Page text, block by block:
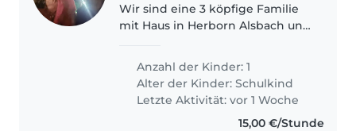
Wir sind eine 3 köpfige Familie
mit Haus in Herborn Alsbach und
Tochter 6 Jahre eine Spiel und
Bastelpartnerin für manche
Dienstage und Donnerstage
und..
Anzahl der Kinder: 1
Alter der Kinder:Schulkind
Letzte Aktivität: vor 1 Woche
15,00 €/Stunde